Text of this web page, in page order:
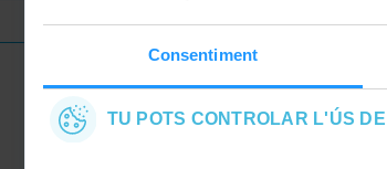
Consentiment
TU POTS CONTROLAR L'ÚS